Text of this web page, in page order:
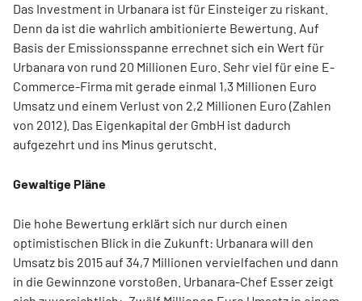
Das Investment in Urbanara ist für Einsteiger zu riskant.
Denn da ist die wahrlich ambitionierte Bewertung. Auf
Basis der Emissionsspanne errechnet sich ein Wert für
Urbanara von rund 20 Millionen Euro. Sehr viel für eine E-
Commerce-Firma mit gerade einmal 1,3 Millionen Euro
Umsatz und einem Verlust von 2,2 Millionen Euro (Zahlen
von 2012). Das Eigenkapital der GmbH ist dadurch
aufgezehrt und ins Minus gerutscht.
Gewaltige Pläne
Die hohe Bewertung erklärt sich nur durch einen
optimistischen Blick in die Zukunft: Urbanara will den
Umsatz bis 2015 auf 34,7 Millionen vervielfachen und dann
in die Gewinnzone vorstoßen. Urbanara-Chef Esser zeigt